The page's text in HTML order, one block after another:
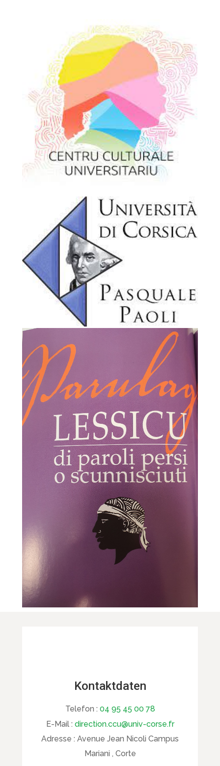
Kontaktdaten
Telefon : 04 95 45 00 78
E-Mail : direction.ccu@univ-corse.fr
Adresse : Avenue Jean Nicoli Campus
Mariani , Corte